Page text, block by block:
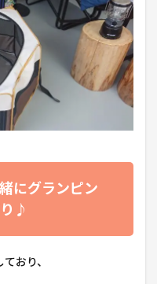
にグランピン
♪
おり、